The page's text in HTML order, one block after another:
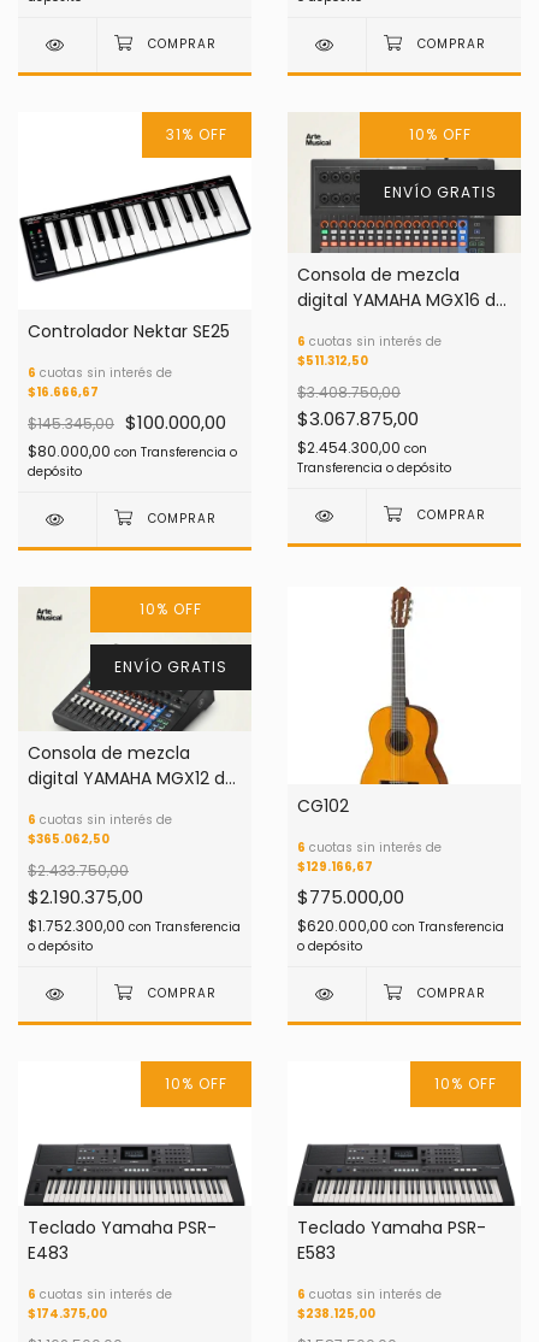
31% OFF
Controlador Nektar SE25
6 cuotas sin interés de
$16.666,67
$145.345,00 $100.000,00
$80.000,00 con Transferencia o
depósito
10% OFF
ENVÍO GRATIS
Consola de mezcla
digital YAMAHA MGX16 de
6 cuotas sin interés de
$511.312,50
$3.408.750,00
$3.067.875,00
$2.454.300,00 con
Transferencia o depósito
10% OFF
ENVÍO GRATIS
Consola de mezcla
digital YAMAHA MGX12 de
6 cuotas sin interés de
$365.062,50
$2.433.750,00
$2.190.375,00
$1.752.300,00 con Transferencia
o depósito
CG102
6 cuotas sin interés de
$129.166,67
$775.000,00
$620.000,00 con Transferencia
o depósito
10% OFF
Teclado Yamaha PSR-
E483
6 cuotas sin interés de
$174.375,00
10% OFF
Teclado Yamaha PSR-
E583
6 cuotas sin interés de
$238.125,00